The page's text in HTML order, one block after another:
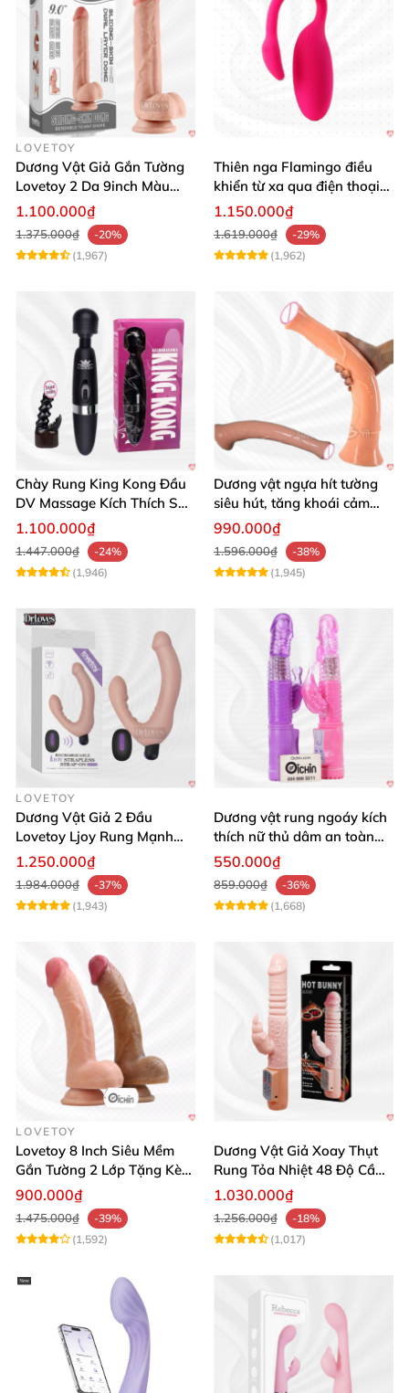
LOVETOY
Dương Vật Giả Gắn Tường
Lovetoy 2 Da 9inch Màu
Flesh Hàng Chính Hãng
1.100.000₫
1.375.000₫
-20%
(1,967)
Thiên nga Flamingo điều
khiển từ xa qua điện thoại
cực dễ dàng
1.150.000₫
1.619.000₫
-29%
(1,962)
Chày Rung King Kong Đầu
DV Massage Kích Thích Sâu
Mạnh Mẽ
1.100.000₫
1.447.000₫
-24%
(1,946)
Dương vật ngựa hít tường
siêu hút, tăng khoái cảm
tận hưởng
990.000₫
1.596.000₫
-38%
(1,945)
LOVETOY
Dương Vật Giả 2 Đầu
Lovetoy Ljoy Rung Mạnh
ĐKTX Hút Sâu
1.250.000₫
1.984.000₫
-37%
(1,943)
Dương vật rung ngoáy kích
thích nữ thủ dâm an toàn
cao cấp
550.000₫
859.000₫
-36%
(1,668)
LOVETOY
Lovetoy 8 Inch Siêu Mềm
Gắn Tường 2 Lớp Tặng Kèm
Dầu Massage
900.000₫
1.475.000₫
-39%
(1,592)
Dương Vật Giả Xoay Thụt
Rung Tỏa Nhiệt 48 Độ Cầm
Tay Hot Bunny
1.030.000₫
1.256.000₫
-18%
(1,017)